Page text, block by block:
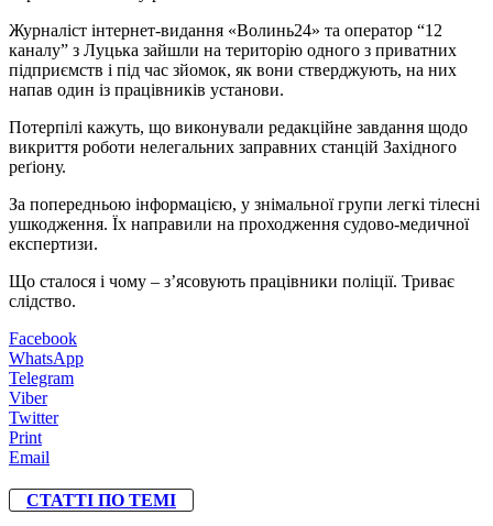
Журналіст інтернет-видання «Волинь24» та оператор “12
каналу” з Луцька зайшли на територію одного з приватних
підприємств і під час зйомок, як вони стверджують, на них
напав один із працівників установи.
Потерпілі кажуть, що виконували редакційне завдання щодо
викриття роботи нелегальних заправних станцій Західного
реґіону.
За попередньою інформацією, у знімальної групи легкі тілесні
ушкодження. Їх направили на проходження судово-медичної
експертизи.
Що сталося і чому – з’ясовують працівники поліції. Триває
слідство.
Facebook
WhatsApp
Telegram
Viber
Twitter
Print
Email
СТАТТІ ПО ТЕМІ